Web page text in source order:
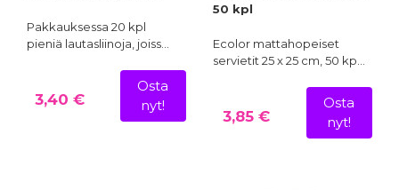
Pakkauksessa 20 kpl
pieniä lautasliinoja, joiss…
3,40 €
Osta
nyt!
50 kpl
Ecolor mattahopeiset
servietit 25 x 25 cm, 50 kp…
3,85 €
Osta
nyt!